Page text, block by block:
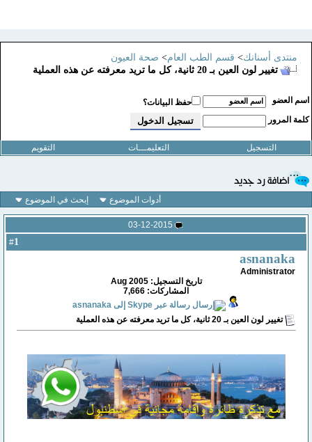
منتدى أسنانك>قسم الطب العام>صحة العيون
تغيير لون العين بـ 20 ثانية، كل ما تريد معرفته عن هذه العملية
اسم العضو
حفظ البيانات؟
كلمة المرور
التسجيل التعليمـــات التقويم
أدوات الموضوع إبحث في الموضوع
03-12-2015
asnanaka
Administrator
تاريخ التسجيل: Aug 2005
المشاركات: 7,666
تغيير لون العين بـ 20 ثانية، كل ما تريد معرفته عن هذه العملية